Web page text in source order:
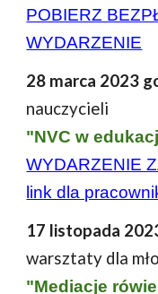
POBIERZ
WYDARZENIE
28 marca 2023
nauczycieli
"NVC w
WYDARZENIE
link dla
17 listopada
warsztaty dla
"Mediacje